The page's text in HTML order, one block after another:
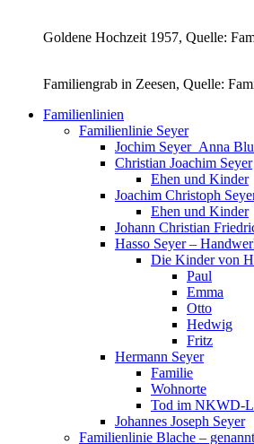
Goldene Hochzeit 1957, Quelle:
Familiengrab in Zeesen, Quelle:
Familienlinien
Familienlinie Seyer
Jochim Seyer_Anna
Christian Joachim Seyer
Ehen und Kinder
Joachim Christoph
Ehen und Kinder
Johann Christian
Hasso Seyer –
Die Kinder von
Paul
Emma
Otto
Hedwig
Fritz
Hermann Seyer
Familie
Wohnorte
Tod im NKWD-
Johannes Joseph Seyer
Familienlinie Blache –